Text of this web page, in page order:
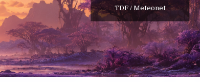
TDF / Meteonet